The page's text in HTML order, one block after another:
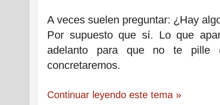
A veces suelen preguntar: ¿Hay
Por supuesto que sí. Lo que
adelanto para que no te pille
concretaremos.
Continuar leyendo este tema »